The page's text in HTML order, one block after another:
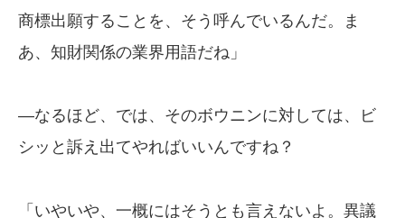
商標出願することを、そう呼んでいるんだ。ま
あ、知財関係の業界用語だね」
—なるほど、では、そのボウニンに対しては、ビ
シッと訴え出てやればいいんですね？
「いやいや、一概にはそうとも言えないよ。異議